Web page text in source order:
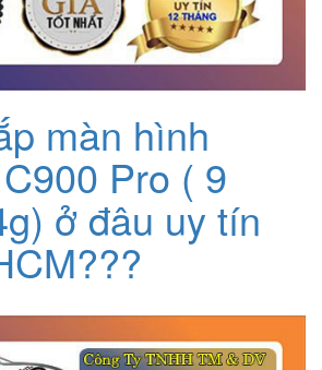
màn hình
Pro ( 9
ở đâu uy tín